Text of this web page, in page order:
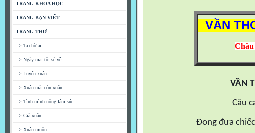
TRANG KHOA HỌC
TRANG BẠN VIẾT
TRANG THƠ
=> Ta chờ ai
=> Ngày mai tôi sẽ về
=> Luyến xuân
=> Xuân mãi còn xuân
=> Tình mình nông lâm súc
=> Giã xuân
=> Xuân muộn
VẦN
VẦN
Câu
Đong đưa